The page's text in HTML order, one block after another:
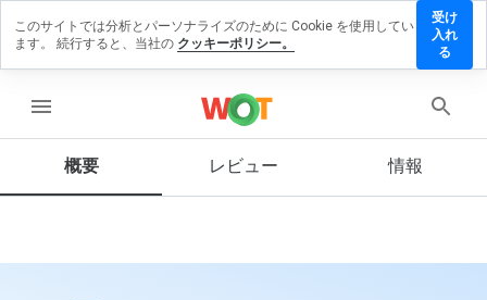
menu
概要 レビュー 情報
ビュー
す
この
イト
このサイトでは分析とパーソナライズのために Cookie を使用してい
ます。 続行すると、当社の クッキーポリシー。
受け
入れ
る